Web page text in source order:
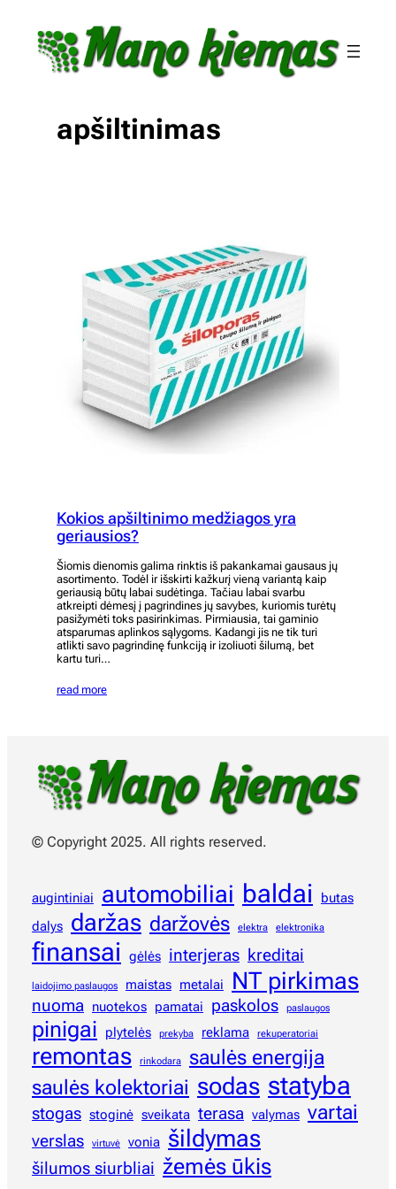
turinio
apšiltinimas
Kokios apšiltinimo medžiagos yra
geriausios?
Šiomis dienomis galima rinktis iš pakankamai gausaus jų
asortimento. Todėl ir išskirti kažkurį vieną variantą kaip
geriausią būtų labai sudėtinga. Tačiau labai svarbu
atkreipti dėmesį į pagrindines jų savybes, kuriomis turėtų
pasižymėti toks pasirinkimas. Pirmiausia, tai gaminio
atsparumas aplinkos sąlygoms. Kadangi jis ne tik turi
atlikti savo pagrindinę funkciją ir izoliuoti šilumą, bet
kartu turi…
read more
© Copyright 2025. All rights reserved.
augintiniai automobiliai baldai
butas
dalys daržas daržovės elektra elektronika
finansai gėlės interjeras kreditai
laidojimo paslaugos maistas metalai NT pirkimas
nuoma nuotekos pamatai paskolos paslaugos
pinigai plytelės prekyba reklama rekuperatoriai
remontas rinkodara
saulės energija
saulės kolektoriai sodas statyba
stogas stoginė sveikata terasa valymas vartai
verslas virtuvė vonia šildymas
šilumos siurbliai žemės ūkis